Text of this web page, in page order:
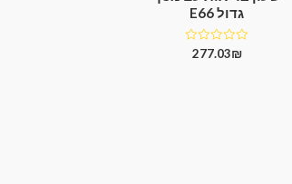
גדול E66
דורג277.03₪